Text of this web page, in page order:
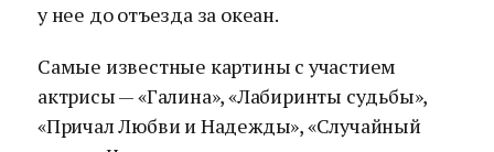
у нее до отъезда за океан.
Самые известные картины с участием
актрисы — «Галина», «Лабиринты судьбы»,
«Причал Любви и Надежды», «Случайный